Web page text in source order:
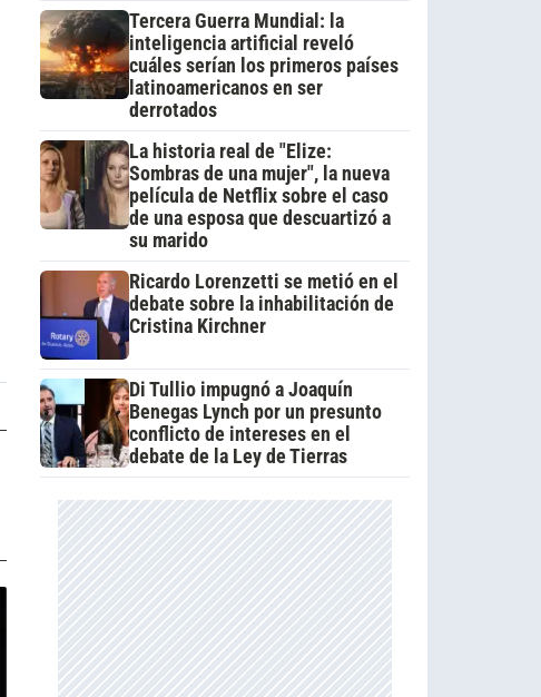
Tercera Guerra Mundial: la
inteligencia artificial reveló
cuáles serían los primeros países
latinoamericanos en ser
derrotados
La historia real de "Elize:
Sombras de una mujer", la nueva
película de Netflix sobre el caso
de una esposa que descuartizó a
su marido
Ricardo Lorenzetti se metió en el
debate sobre la inhabilitación de
Cristina Kirchner
Di Tullio impugnó a Joaquín
Benegas Lynch por un presunto
conflicto de intereses en el
debate de la Ley de Tierras